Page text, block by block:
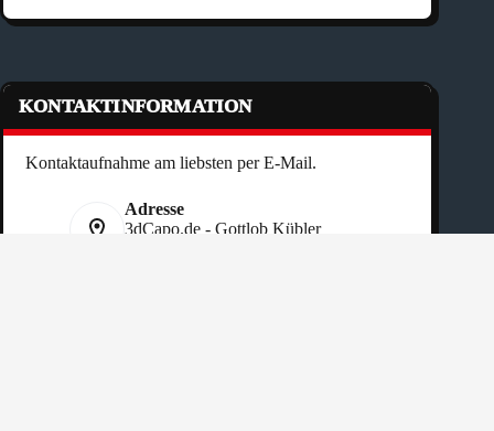
KONTAKTINFORMATION
Kontaktaufnahme am liebsten per E-Mail.
Adresse
3dCapo.de - Gottlob Kübler